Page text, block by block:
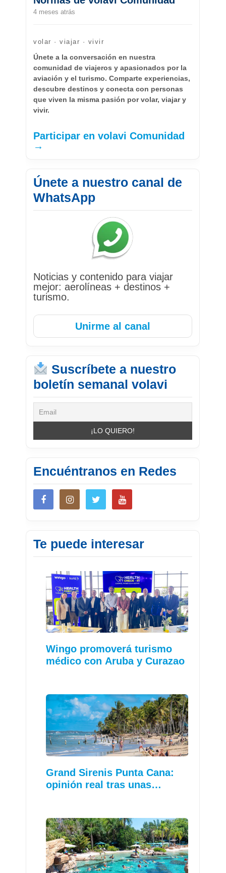
4 meses atrás
volar · viajar · vivir
Únete a la conversación en nuestra
comunidad de viajeros y apasionados por la
aviación y el turismo. Comparte experiencias,
descubre destinos y conecta con personas
que viven la misma pasión por volar, viajar y
vivir.
Participar en volavi Comunidad
→
Únete a nuestro canal de
WhatsApp
Noticias y contenido para viajar
mejor: aerolíneas + destinos +
turismo.
Unirme al canal
Suscríbete a nuestro
boletín semanal volavi
Encuéntranos en Redes
Te puede interesar
Wingo promoverá turismo
médico con Aruba y Curazao
Grand Sirenis Punta Cana:
opinión real tras unas…